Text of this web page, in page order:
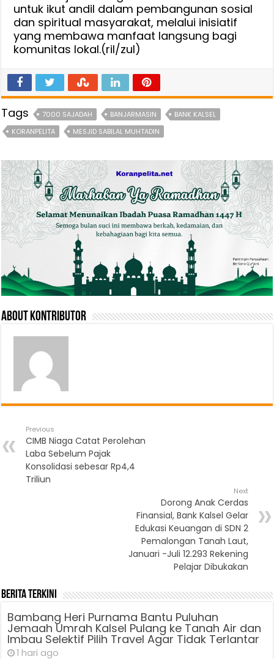
untuk ikut andil dalam pembangunan sosial
dan spiritual masyarakat, melalui inisiatif
yang membawa manfaat langsung bagi
komunitas lokal.(ril/zul)
Tags 7000 SAJADAH BANJARMASIN
BANK KALSEL
KORANPELITA
MESJID SABILAL MUHTADIN
About Kontributor
Previous
CIMB Niaga Catat Perolehan
Laba Sebelum Pajak
Konsolidasi sebesar Rp4,4
Triliun
Next
Dorong Anak Cerdas
Finansial, Bank Kalsel Gelar
Edukasi Keuangan di SDN 2
Pemalongan Tanah Laut,
Januari -Juli 12.293 Rekening
Pelajar Dibukakan
Berita Terkini
Bambang Heri Purnama Bantu Puluhan
Jemaah Umrah Kalsel Pulang ke Tanah Air dan
Imbau Selektif Pilih Travel Agar Tidak Terlantar
1 hari ago